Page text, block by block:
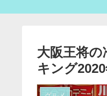
大阪王将
キング2020